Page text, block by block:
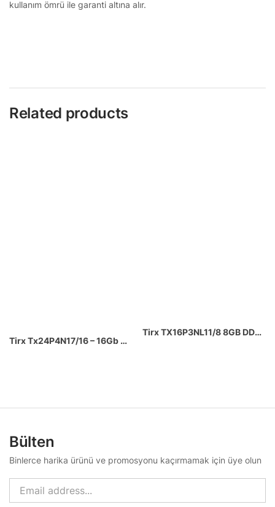
kullanım ömrü ile garanti altına alır.
Related products
Tirx Tx24P4N17/16 – 16Gb Ddr4 2400Mhz Notebook SODIMM Ram Bellek
Tirx TX16P3NL11/8 8GB DDR3L 1600MHz CL11 AMD – Intel Uyumlu 1.35V Ram
Bülten
Binlerce harika ürünü ve promosyonu kaçırmamak için üye olun